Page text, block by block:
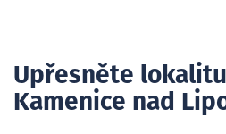
Upřesněte
Kamenice nad